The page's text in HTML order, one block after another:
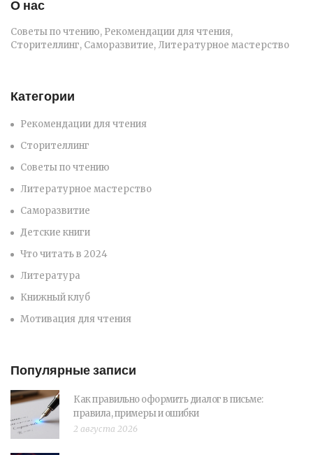
О нас
Советы по чтению, Рекомендации для чтения,
Сторителлинг, Саморазвитие, Литературное мастерство
Категории
Рекомендации для чтения
Сторителлинг
Советы по чтению
Литературное мастерство
Саморазвитие
Детские книги
Что читать в 2024
Литература
Книжный клуб
Мотивация для чтения
Популярные записи
Как правильно оформить диалог в письме:
правила, примеры и ошибки
2 августа 2026